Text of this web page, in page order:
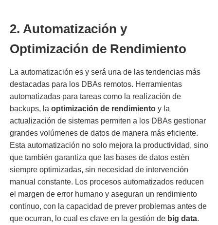
2. Automatización y
Optimización de Rendimiento
La automatización es y será una de las tendencias más
destacadas para los DBAs remotos. Herramientas
automatizadas para tareas como la realización de
backups, la optimización de rendimiento y la
actualización de sistemas permiten a los DBAs gestionar
grandes volúmenes de datos de manera más eficiente.
Esta automatización no solo mejora la productividad, sino
que también garantiza que las bases de datos estén
siempre optimizadas, sin necesidad de intervención
manual constante. Los procesos automatizados reducen
el margen de error humano y aseguran un rendimiento
continuo, con la capacidad de prever problemas antes de
que ocurran, lo cual es clave en la gestión de big data.